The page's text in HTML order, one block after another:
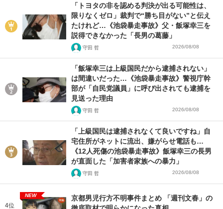
「トヨタの非を認める判決が出る可能性は、
限りなくゼロ」裁判で“勝ち目がない”と伝え
たけれど…《池袋暴走事故》父・飯塚幸三を
説得できなかった「長男の葛藤」
守田 哲 2026/08/08
「飯塚幸三は上級国民だから逮捕されない」
は間違いだった…《池袋暴走事故》警視庁幹
部が「自民党議員」に呼び出されても逮捕を
見送った理由
守田 哲 2026/08/08
「上級国民は逮捕されなくて良いですね」自
宅住所がネットに流出、嫌がらせ電話も…
《12人死傷の池袋暴走事故》飯塚幸三の長男
が直面した「加害者家族への暴力」
守田 哲 2026/08/08
4位
NEW
京都男児行方不明事件まとめ 「週刊文春」の